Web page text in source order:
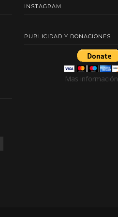
INSTAGRAM
PUBLICIDAD Y DONACIONES
Mas información